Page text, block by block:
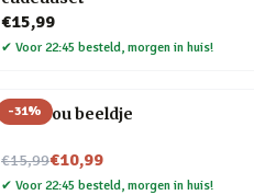
€15,99
✔ Voor 22:45 besteld, morgen in huis!
-31%
Love you beeldje
€15,99
Nu voor€10,99
✔ Voor 22:45 besteld, morgen in huis!